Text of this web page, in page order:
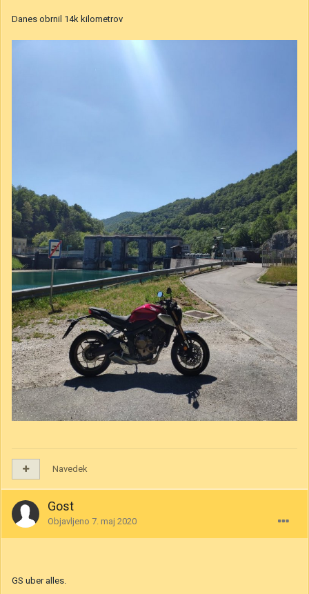
Danes obrnil 14k kilometrov
Navedek
Gost
Objavljeno 7. maj 2020
GS uber alles.